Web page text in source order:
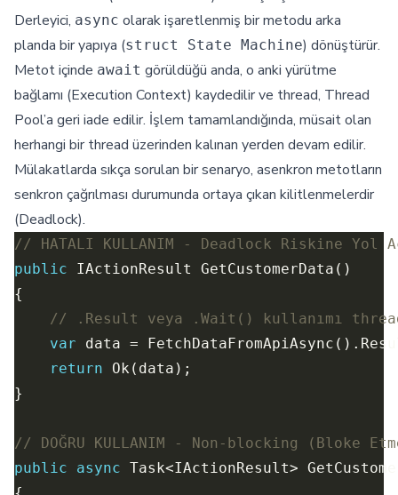
Derleyici, async olarak işaretlenmiş bir metodu arka
planda bir yapıya (struct State Machine) dönüştürür.
Metot içinde await görüldüğü anda, o anki yürütme
bağlamı (Execution Context) kaydedilir ve thread, Thread
Pool’a geri iade edilir. İşlem tamamlandığında, müsait olan
herhangi bir thread üzerinden kalınan yerden devam edilir.
Mülakatlarda sıkça sorulan bir senaryo, asenkron metotların
senkron çağrılması durumunda ortaya çıkan kilitlenmelerdir
(Deadlock).
// HATALI KULLANIM - Deadlock Riskine Yol
public
// .Result veya .Wait() kullanımı
var
return
// DOĞRU KULLANIM - Non-blocking (Bloke
public
async